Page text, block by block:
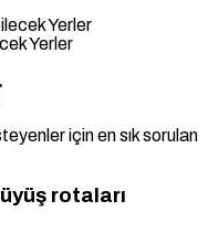
Yerler
için en sık sorulan
rotaları